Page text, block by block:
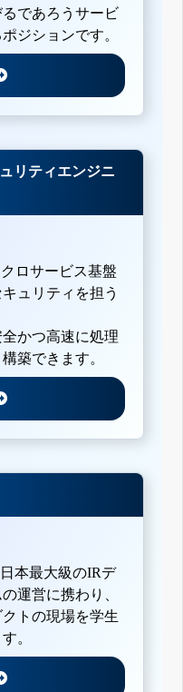
であろうサービ
ジションです。
リティエンジニ
ロサービス基盤
ュリティを担う
かつ高速に処理
築できます。
本最大級のIRデ
運営に携わり、
トの現場を学生
。